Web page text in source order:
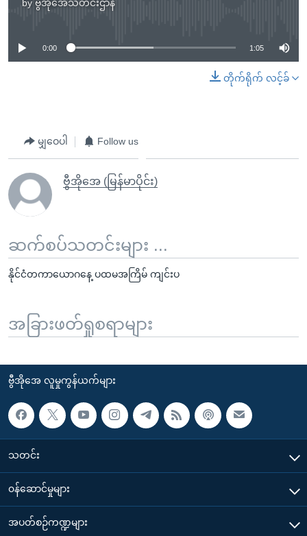
by ဗွီအိုအေသတင်းဌာန
No media source currently available
0:00 1:05
တိုက်ရိုက် လင့်ခ်
မျှဝေပါ Follow us
ဗွီအိုအေ (မြန်မာပိုင်း)
ဆက်စပ်သတင်းများ ...
နိုင်ငံတကာယောဂနေ့ ပထမအကြိမ် ကျင်းပ
အခြားဖတ်ရှုစရာများ
ဗွီအိုအေ လူမှုကွန်ယက်များ
သတင်း
၀န်ဆောင်မှုများ
အပတ်စဉ်ကဏ္ဍများ